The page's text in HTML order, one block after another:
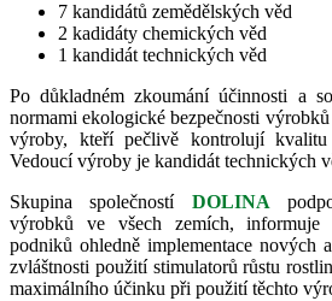
7 kandidátů zemědělských věd
2 kadidáty chemických věd
1 kandidát technických věd
Po důkladném zkoumání účinnosti a
normami ekologické bezpečnosti výrobků
výroby, kteří pečlivě kontrolují
Vedoucí výroby je kandidát technických
Skupina společností DOLINA
výrobků ve všech zemích, informuje
podniků ohledně implementace nových
zvláštnosti použití stimulatorů růstu
maximálního účinku při použití těchto